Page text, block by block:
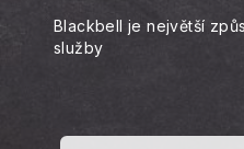
Blackbell je největší
služby